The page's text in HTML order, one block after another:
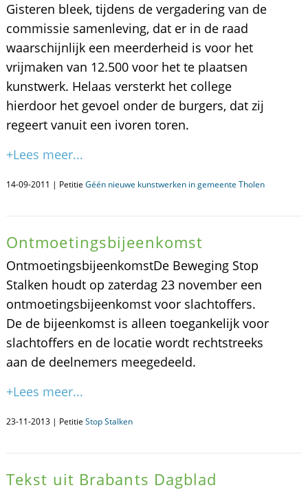
Gisteren bleek, tijdens de vergadering van de
commissie samenleving, dat er in de raad
waarschijnlijk een meerderheid is voor het
vrijmaken van 12.500 voor het te plaatsen
kunstwerk. Helaas versterkt het college
hierdoor het gevoel onder de burgers, dat zij
regeert vanuit een ivoren toren.
+Lees meer...
14-09-2011 | Petitie Géén nieuwe kunstwerken in gemeente Tholen
Ontmoetingsbijeenkomst
OntmoetingsbijeenkomstDe Beweging Stop
Stalken houdt op zaterdag 23 november een
ontmoetingsbijeenkomst voor slachtoffers.
De de bijeenkomst is alleen toegankelijk voor
slachtoffers en de locatie wordt rechtstreeks
aan de deelnemers meegedeeld.
+Lees meer...
23-11-2013 | Petitie Stop Stalken
Tekst uit Brabants Dagblad